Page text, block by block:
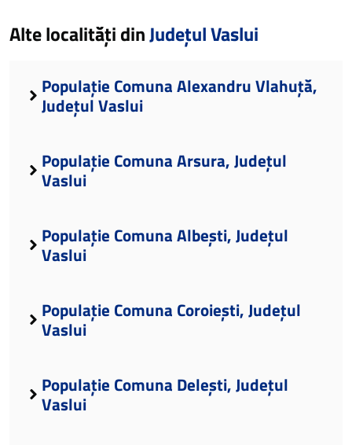
Alte localități dinJudețul Vaslui
Populație Comuna Alexandru Vlahuță,
Județul Vaslui
Populație Comuna Arsura, Județul
Vaslui
Populație Comuna Albești, Județul
Vaslui
Populație Comuna Coroiești, Județul
Vaslui
Populație Comuna Delești, Județul
Vaslui